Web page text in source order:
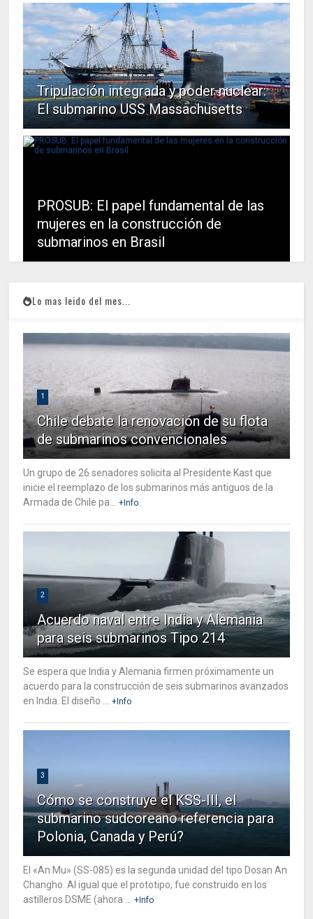
Tripulación integrada y poder nuclear:
El submarino USS Massachusetts
PROSUB: El papel fundamental de las
mujeres en la construcción de
submarinos en Brasil
Lo mas leido del mes...
1
Chile debate la renovación de su flota
de submarinos convencionales
Un grupo de 26 senadores solicita al Presidente Kast que
inicie el reemplazo de los submarinos más antiguos de la
Armada de Chile pa...
+Info
2
Acuerdo naval entre India y Alemania
para seis submarinos Tipo 214
Se espera que India y Alemania firmen próximamente un
acuerdo para la construcción de seis submarinos avanzados
en India. El diseño ...
+Info
3
Cómo se construye el KSS-III, el
submarino sudcoreano referencia para
Polonia, Canada y Perú?
El «An Mu» (SS-085) es la segunda unidad del tipo Dosan An
Changho. Al igual que el prototipo, fue construido en los
astilleros DSME (ahora ...
+Info